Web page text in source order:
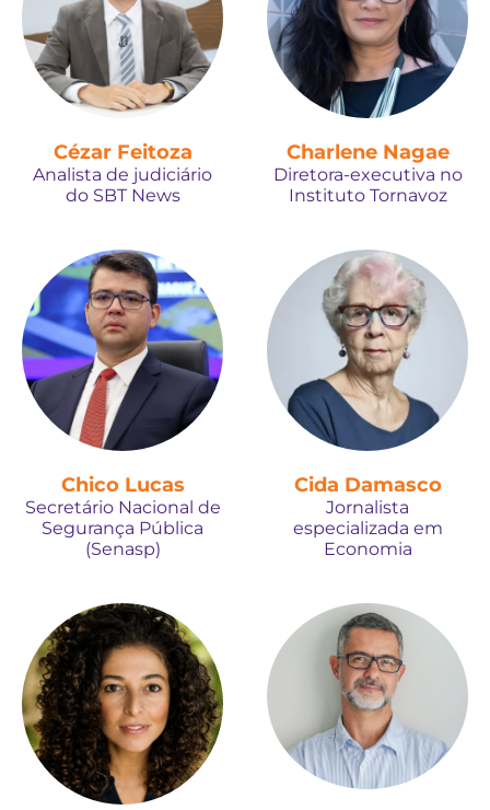
Cézar Feitoza
Analista de judiciário
do SBT News
Charlene Nagae
Diretora-executiva no
Instituto Tornavoz
Chico Lucas
Secretário Nacional de
Segurança Pública
(Senasp)
Cida Damasco
Jornalista
especializada em
Economia